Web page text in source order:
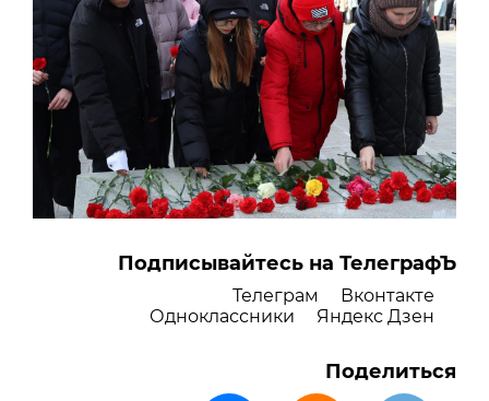
Подписывайтесь на ТелеграфЪ
Телеграм
Вконтакте
Одноклассники
Яндекс Дзен
Поделиться